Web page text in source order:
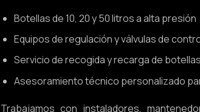
Botellas de 10, 20 y 50 litros a alta presión
Equipos de regulación y válvulas de
Servicio de recogida y recarga de
Asesoramiento técnico personalizado
Trabajamos con instaladores,